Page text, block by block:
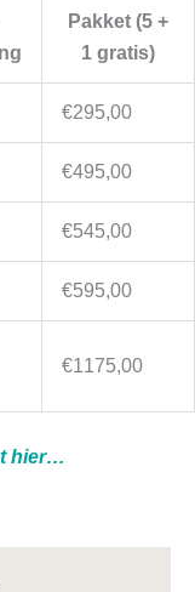
Pakket (5 +
1 gratis)
€295,00
€495,00
€545,00
€595,00
€1175,00
hier…